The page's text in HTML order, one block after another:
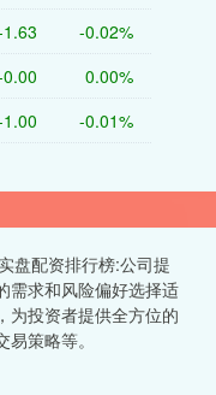
-0.02%
0.00%
-0.01%
盘配资排行榜:公司提
需求和风险偏好选择适
为投资者提供全方位的
策略等。